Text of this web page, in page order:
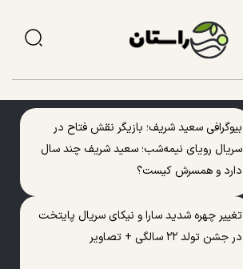
بیوگرافی سعید شریف؛ بازیگر نقش فتاح در
سریال رویای نیمه‌شب؛ سعید شریف چند سال
دارد و همسرش کیست؟
تغییر چهره شدید سارا و نیکای سریال پایتخت
در جشن تولد ۲۲ سالگی + تصاویر